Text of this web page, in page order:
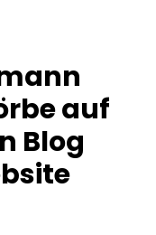
auf
Blog